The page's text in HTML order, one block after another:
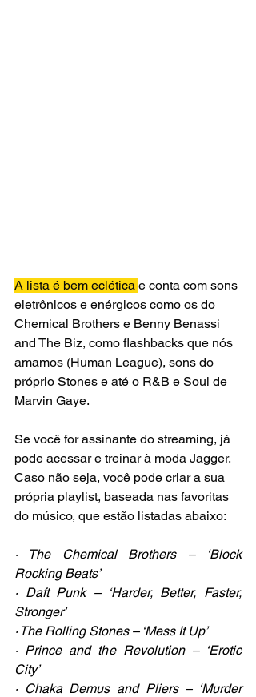
A lista é bem eclética e conta com sons
eletrônicos e enérgicos como os do
Chemical Brothers e Benny Benassi
and The Biz, como flashbacks que nós
amamos (Human League), sons do
próprio Stones e até o R&B e Soul de
Marvin Gaye.
Se você for assinante do streaming, já
pode acessar e treinar à moda Jagger.
Caso não seja, você pode criar a sua
própria playlist, baseada nas favoritas
do músico, que estão listadas abaixo:
· The Chemical Brothers – ‘Block
Rocking Beats’
· Daft Punk – ‘Harder, Better, Faster,
Stronger’
· The Rolling Stones – ‘Mess It Up’
· Prince and the Revolution – ‘Erotic
City’
· Chaka Demus and Pliers – ‘Murder